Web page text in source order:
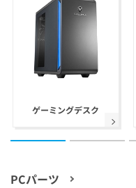
ゲーミングデスク
PCパーツ